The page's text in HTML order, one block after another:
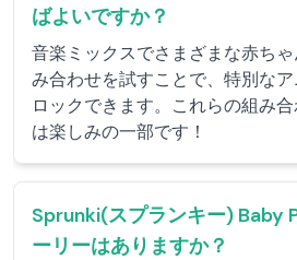
ばよいですか？
音楽ミックスでさまざまな赤ち
み合わせを試すことで、特別な
ロックできます。これらの組み
は楽しみの一部です！
Sprunki(スプランキー) Baby
ーリーはありますか？